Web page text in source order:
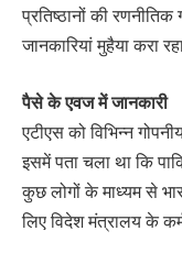
प्रतिष्ठानों की रणनीतिक
जानकारियां मुहैया करा
पैसे के एवज में जानकारी
एटीएस को विभिन्न
इसमें पता चला था कि
कुछ लोगों के माध्यम से
लिए विदेश मंत्रालय के